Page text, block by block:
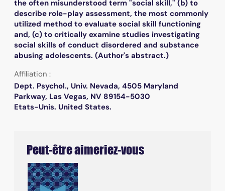
the often misunderstood term "social skill," (b) to
describe role-play assessment, the most commonly
utilized method to evaluate social skill functioning
and, (c) to critically examine studies investigating
social skills of conduct disordered and substance
abusing adolescents. (Author's abstract.)
Affiliation :
Dept. Psychol., Univ. Nevada, 4505 Maryland
Parkway, Las Vegas, NV 89154-5030
Etats-Unis. United States.
Peut-être aimeriez-vous